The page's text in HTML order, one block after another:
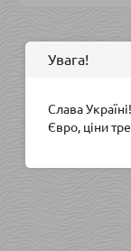
Увага!
Слава
Євро, ціни